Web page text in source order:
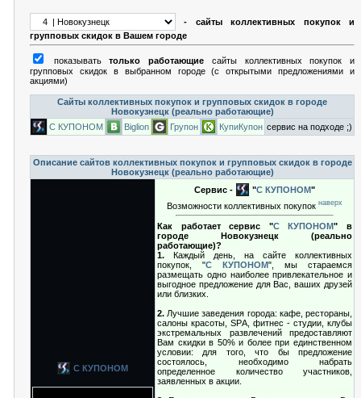
- сайты коллективных покупок и
групповых скидок в Вашем городе
показыватьтолько работающие сайты коллективных покупок и
групповых скидок в выбранном городе (с открытыми предложениями и
акциями)
Сайты коллективных покупок и групповых скидок в городе
Новокузнецк (реально работающие)
С КУПОНОМ
Biglion Групон КупиКупон сервис на подходе ;)
Описание сайтов коллективных покупок и групповых скидок в городе
Новокузнецк (реально работающие)
С КУПОНОМ
Сервис - "С КУПОНОМ"
Возможности коллективных покупок наверх
Как работает сервис "С КУПОНОМ" в
городе Новокузнецк (реально
работающие)?
1. Каждый день, на сайте коллективных
покупок, "С КУПОНОМ", мы стараемся
размещать одно наиболее привлекательное и
выгодное предложение для Вас, ваших друзей
или близких.
2. Лучшие заведения города: кафе, рестораны,
салоны красоты, SРA, фитнес - студии, клубы
экстремальных развлечений предоставляют
Вам скидки в 50% и более при единственном
условии: для того, что бы предложение
состоялось, необходимо набрать
определенное количество участников,
заявленных в акции.